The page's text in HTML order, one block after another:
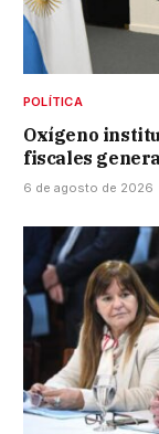
POLÍTICA
Oxígeno
fiscales
6 de agosto de 2026